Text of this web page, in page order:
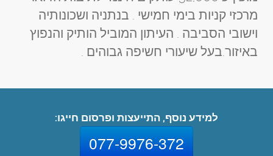
מרכזי קניות בימי חמישי . בנתניה ושכונותיה
וישובי הסביבה . העיתון המוביל הותיק והנפוץ
באיזור.בעל שיעורי חשיפה גבוהים .
למידע נוסף, התייעצות ופרסום חייגו:
077-9976-372